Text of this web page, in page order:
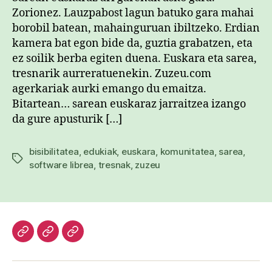
Zorionez. Lauzpabost lagun batuko gara mahai
borobil batean, mahainguruan ibiltzeko. Erdian
kamera bat egon bide da, guztia grabatzen, eta
ez soilik berba egiten duena. Euskara eta sarea,
tresnarik aurreratuenekin. Zuzeu.com
agerkariak aurki emango du emaitza.
Bitartean… sarean euskaraz jarraitzea izango
da gure apusturik […]
Etiketak
bisibilitatea edukiak, euskara komunitatea sarea
software librea tresnak, zuzeu
HasieraKazetari
Patxi